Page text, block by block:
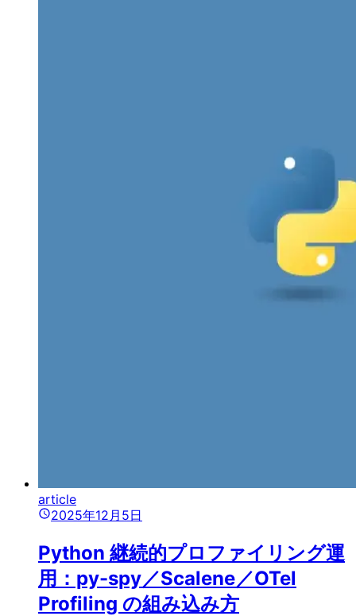
article
2025年12月5日
Python 継続的プロファイリング運
用：py-spy／Scalene／OTel
Profiling の組み込み方